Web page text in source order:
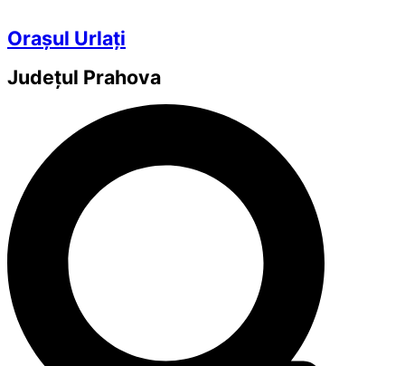
Orașul Urlați
Județul Prahova